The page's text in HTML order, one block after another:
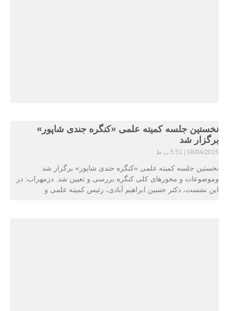
نخستین جلسه کمیته علمی «کنگره جندی شاپور»
برگزار شد
08/04/2015 5:51 ب.ظ
نخستین جلسه کمیته علمی «کنگره جندی شاپور» برگزار شد
وموضوعات و محورهای کلی کنگره بررسی و تعیین شد. دزمهراب: در
این نشست، دکتر حسین ابراهیم آبادی، رئیس کمیته علمی و